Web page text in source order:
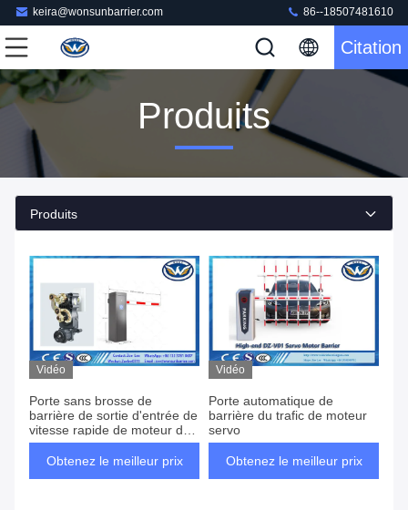
keira@wonsunbarrier.com 86--18507481610
Citation
Produits
Produits
Vidéo
Porte sans brosse de
barrière de sortie d'entrée de
vitesse rapide de moteur de
C.C de Non-ressort intelligent
Obtenez le meilleur prix
Vidéo
Porte automatique de
barrière du trafic de moteur
servo
Obtenez le meilleur prix